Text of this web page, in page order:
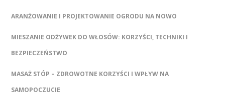
ARANŻOWANIE I PROJEKTOWANIE OGRODU NA NOWO
MIESZANIE ODŻYWEK DO WŁOSÓW: KORZYŚCI, TECHNIKI I
BEZPIECZEŃSTWO
MASAŻ STÓP – ZDROWOTNE KORZYŚCI I WPŁYW NA
SAMOPOCZUCIE